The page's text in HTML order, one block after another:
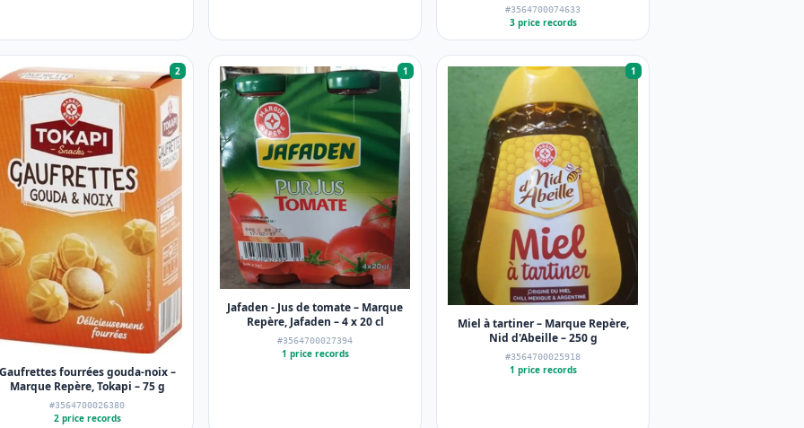
#3564700074633
3 price records
2
fourrées gouda-noix –
Marque Repère, Tokapi – 75 g
#3564700026380
2 price records
1
Jafaden - Jus de tomate – Marque
Repère, Jafaden – 4 x 20 cl
#3564700027394
1 price records
1
Miel à tartiner – Marque Repère,
Nid d'Abeille – 250 g
#3564700025918
1 price records